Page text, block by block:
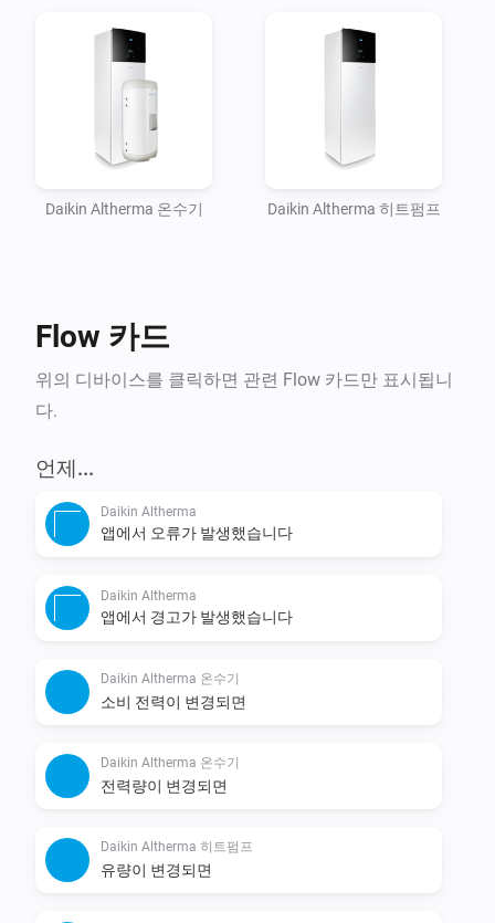
topic linked below for more information, How To's and
Daikin Altherma 온수기 Daikin Altherma 히트펌프
Flow 카드
위의 디바이스를 클릭하면 관련 Flow 카드만 표시됩니
다.
언제...
Daikin Altherma
앱에서 오류가 발생했습니다
Daikin Altherma
앱에서 경고가 발생했습니다
Daikin Altherma 온수기
소비 전력이 변경되면
Daikin Altherma 온수기
전력량이 변경되면
Daikin Altherma 히트펌프
유량이 변경되면